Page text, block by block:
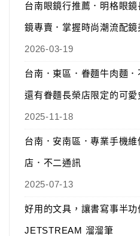
台南眼鏡行推薦．明格眼
鏡專賣．掌握時尚潮流配鏡
2026-03-19
台南．東區．眷麵牛肉麵．
還有眷麵長榮店限定的可
2025-11-18
台南．安南區．專業手機
店．不二通訊
2025-07-13
好用的文具，讓書寫事半
JETSTREAM 溜溜筆